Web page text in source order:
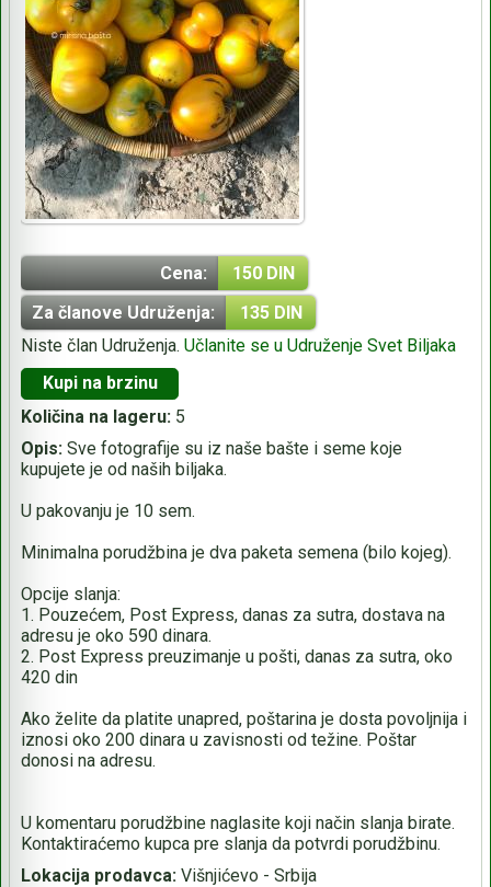
Cena:
150 DIN
Za članove Udruženja:
135 DIN
Niste član Udruženja. Učlanite se u Udruženje Svet Biljaka
Kupi na brzinu
Količina na lageru: 5
Opis: Sve fotografije su iz naše bašte i seme koje
kupujete je od naših biljaka.
U pakovanju je 10 sem.
Minimalna porudžbina je dva paketa semena (bilo kojeg).
Opcije slanja:
1. Pouzećem, Post Express, danas za sutra, dostava na
adresu je oko 590 dinara.
2. Post Express preuzimanje u pošti, danas za sutra, oko
420 din
Ako želite da platite unapred, poštarina je dosta povoljnija i
iznosi oko 200 dinara u zavisnosti od težine. Poštar
donosi na adresu.
U komentaru porudžbine naglasite koji način slanja birate.
Kontaktiraćemo kupca pre slanja da potvrdi porudžbinu.
Lokacija prodavca: Višnjićevo - Srbija